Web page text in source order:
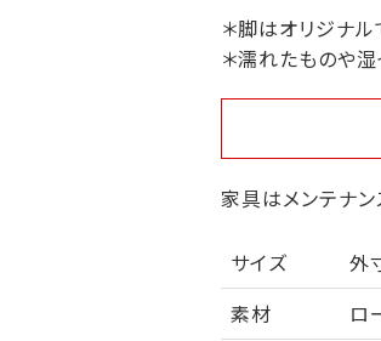
＊脚はオリジナル
＊濡れたものや
家具はメンテナン
サイズ
外
素材
ロ